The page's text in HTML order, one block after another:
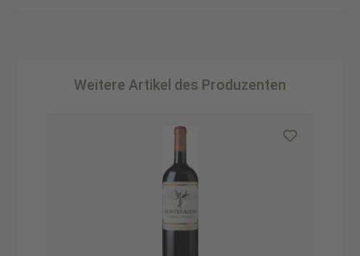
Weitere Artikel des Produzenten